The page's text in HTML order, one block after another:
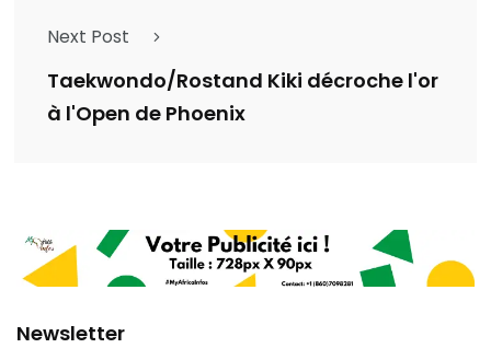
Next Post
Taekwondo/Rostand Kiki décroche l'or
à l'Open de Phoenix
Newsletter